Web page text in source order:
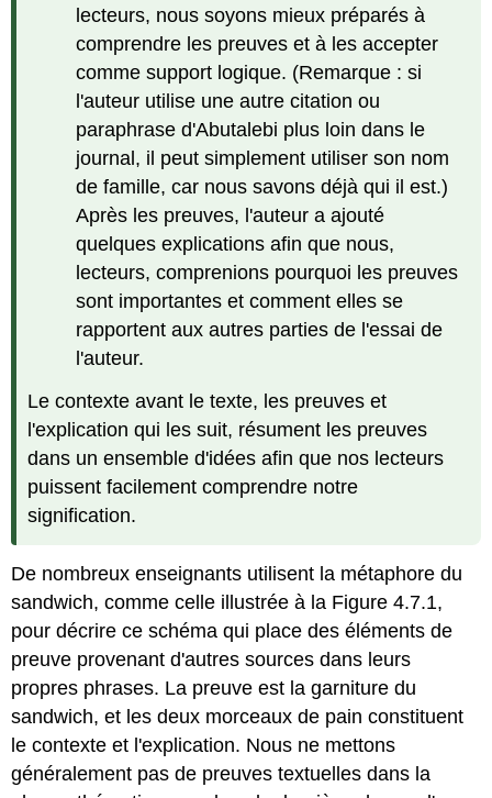
Contenu
sous
licence
publié
précédemment
lecteurs, nous soyons mieux préparés à
comprendre les preuves et à les accepter
comme support logique. (Remarque : si
l'auteur utilise une autre citation ou
paraphrase d'Abutalebi plus loin dans le
journal, il peut simplement utiliser son nom
de famille, car nous savons déjà qui il est.)
Après les preuves, l'auteur a ajouté
quelques explications afin que nous,
lecteurs, comprenions pourquoi les preuves
sont importantes et comment elles se
rapportent aux autres parties de l'essai de
l'auteur.
Le contexte avant le texte, les preuves et
l'explication qui les suit, résument les preuves
dans un ensemble d'idées afin que nos lecteurs
puissent facilement comprendre notre
signification.
De nombreux enseignants utilisent la métaphore du
sandwich, comme celle illustrée à la Figure 4.7.1,
pour décrire ce schéma qui place des éléments de
preuve provenant d'autres sources dans leurs
propres phrases. La preuve est la garniture du
sandwich, et les deux morceaux de pain constituent
le contexte et l'explication. Nous ne mettons
généralement pas de preuves textuelles dans la